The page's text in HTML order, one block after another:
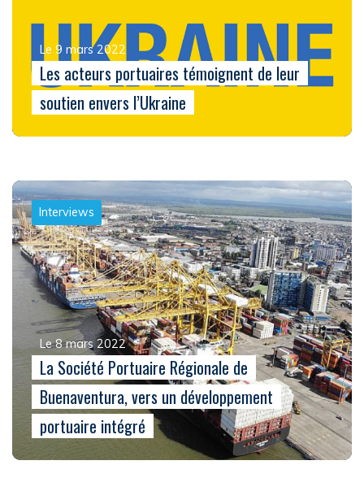
Le 9 mars 2022
Les acteurs portuaires témoignent de leur
soutien envers l’Ukraine
Interviews
Le 8 mars 2022
La Société Portuaire Régionale de
Buenaventura, vers un développement
portuaire intégré